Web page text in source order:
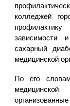
колледжей
зависимости
сахарный
медицинской
По его
медицинской